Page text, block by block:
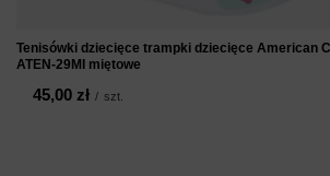
Tenisówki dziecięce trampki dziecięce American
ATEN-29MI miętowe
45,00 zł / szt.